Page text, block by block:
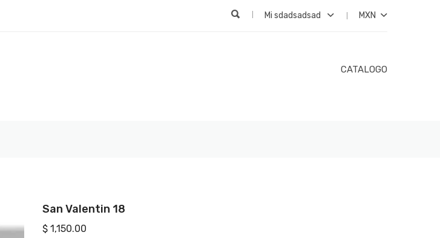
Mi sdadsadsad MXN
CATALOGO
San Valentin 18
$ 1,150.00